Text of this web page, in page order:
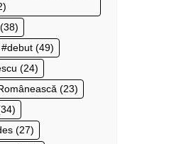
(38)
debut (49)
(24)
(23)
(27)